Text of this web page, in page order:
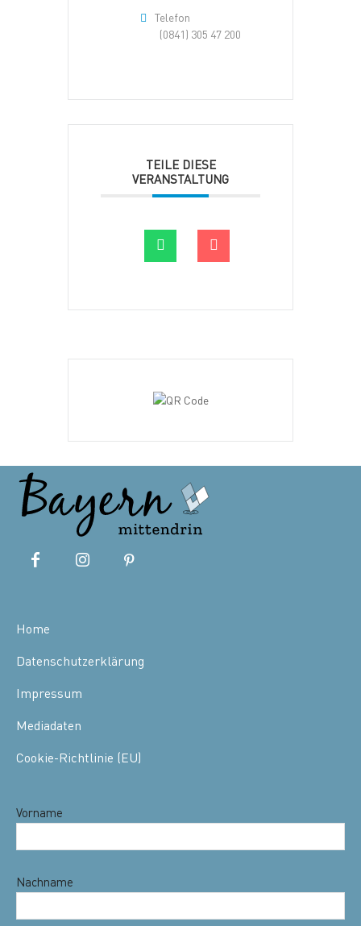
Telefon
(0841) 305 47 200
TEILE DIESE
VERANSTALTUNG
Home
Datenschutzerklärung
Impressum
Mediadaten
Cookie-Richtlinie (EU)
Vorname
Nachname